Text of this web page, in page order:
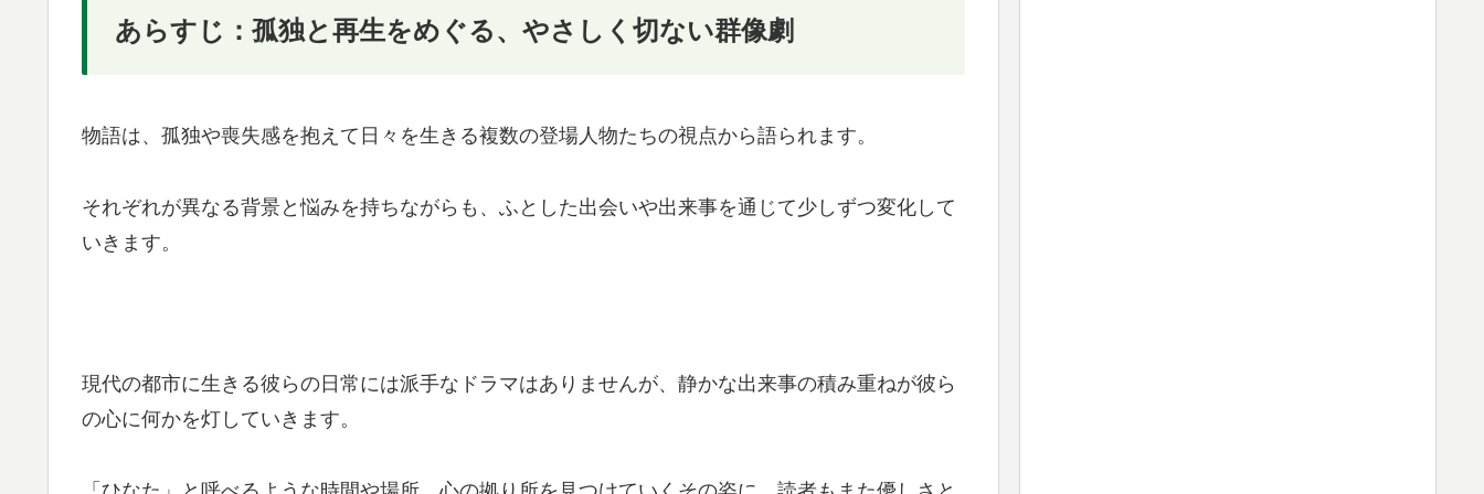
あらすじ：孤独と再生をめぐる、やさしく切ない群像劇
物語は、孤独や喪失感を抱えて日々を生きる複数の登場人物たちの視点から語られます。
それぞれが異なる背景と悩みを持ちながらも、ふとした出会いや出来事を通じて少しずつ変化して
いきます。
現代の都市に生きる彼らの日常には派手なドラマはありませんが、静かな出来事の積み重ねが彼ら
の心に何かを灯していきます。